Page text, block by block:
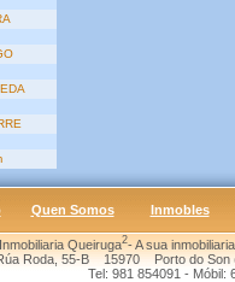
Quen Somos Inmobles
Inmobiliaria Queiruga2- A sua
Roda, 55-B 15970 Porto do Son
Tel: 981 854091 - Móbil: